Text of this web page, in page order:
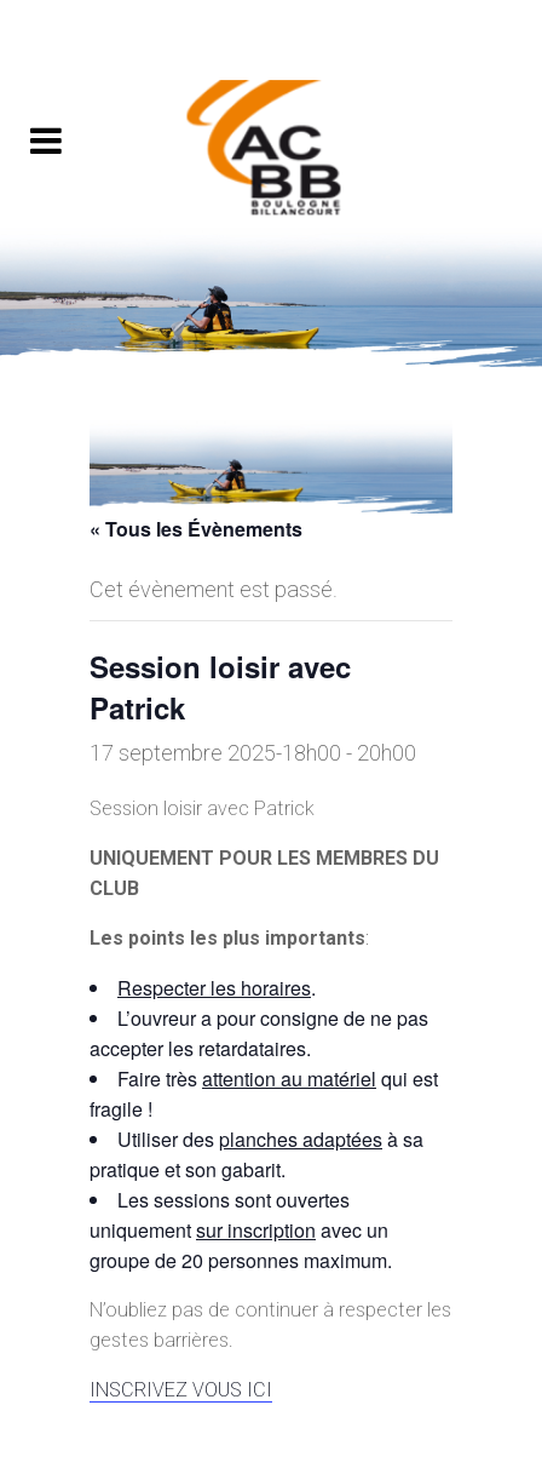
« Tous les Évènements
Cet évènement est passé.
Session loisir avec
Patrick
17 septembre 2025-18h00 - 20h00
Session loisir avec Patrick
UNIQUEMENT POUR LES MEMBRES DU
CLUB
Les points les plus importants:
Respecter les horaires.
L’ouvreur a pour consigne de ne pas
accepter les retardataires.
Faire trèsattention au matériel qui est
fragile !
Utiliser desplanches adaptéesà sa
pratique et son gabarit.
Les sessions sont ouvertes
uniquementsur inscription avec un
groupe de 20 personnes maximum.
N’oubliez pas de continuer à respecter les
gestes barrières.
INSCRIVEZ VOUS ICI